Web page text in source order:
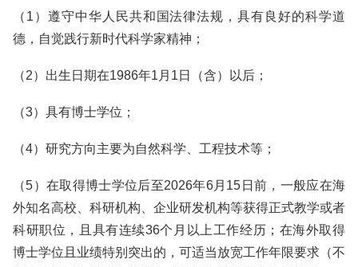
（1）遵守中华人民共和国法律法规，具有良好的科学道
德，自觉践行新时代科学家精神；
（2）出生日期在1986年1月1日（含）以后；
（3）具有博士学位；
（4）研究方向主要为自然科学、工程技术等；
（5）在取得博士学位后至2026年6月15日前，一般应在海
外知名高校、科研机构、企业研发机构等获得正式教学或者
科研职位，且具有连续36个月以上工作经历；在海外取得
博士学位且业绩特别突出的，可适当放宽工作年限要求（不